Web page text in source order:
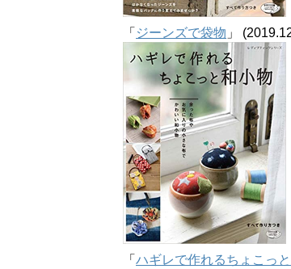
「 ジーンズで袋物 」
「 ハギレで作れるちょこっ